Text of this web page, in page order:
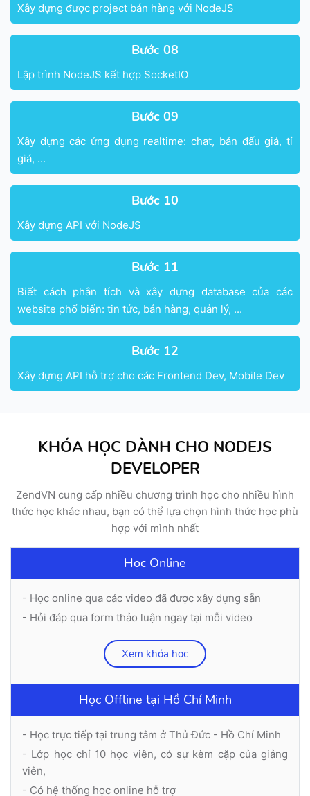
Xây dựng được project bán hàng với NodeJS
Bước 08
Lập trình NodeJS kết hợp SocketIO
Bước 09
Xây dựng các ứng dụng realtime: chat, bán đấu giá, tỉ
giá, ...
Bước 10
Xây dựng API với NodeJS
Bước 11
Biết cách phân tích và xây dựng database của các
website phổ biến: tin tức, bán hàng, quản lý, ...
Bước 12
Xây dựng API hỗ trợ cho các Frontend Dev, Mobile Dev
KHÓA HỌC DÀNH CHO NODEJS
DEVELOPER
ZendVN cung cấp nhiều chương trình học cho nhiều hình
thức học khác nhau, bạn có thể lựa chọn hình thức học phù
hợp với mình nhất
Học Online
- Học online qua các video đã được xây dựng sẵn
- Hỏi đáp qua form thảo luận ngay tại mỗi video
Xem khóa học
Học Offline tại Hồ Chí Minh
- Học trực tiếp tại trung tâm ở Thủ Đức - Hồ Chí Minh
- Lớp học chỉ 10 học viên, có sự kèm cặp của giảng
viên,
- Có hệ thống học online hỗ trợ